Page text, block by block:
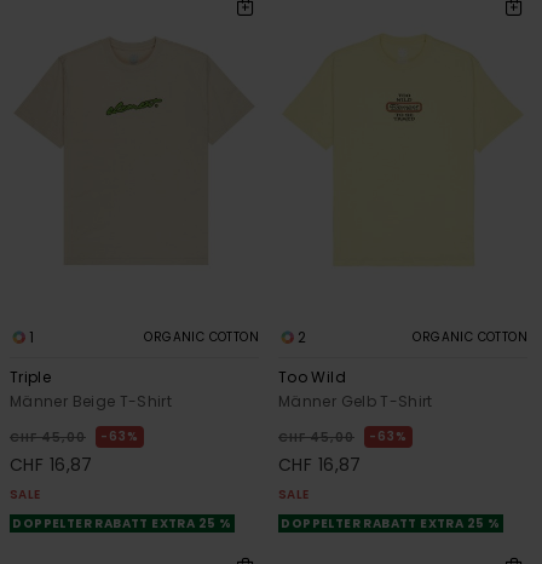
1 ORGANIC COTTON
Triple
Männer Beige T-Shirt
CHF 45,00 63%
CHF 16,87
SALE
DOPPELTER RABATT EXTRA 25 %
2 ORGANIC COTTON
Too Wild
Männer Gelb T-Shirt
CHF 45,00 63%
CHF 16,87
SALE
DOPPELTER RABATT EXTRA 25 %